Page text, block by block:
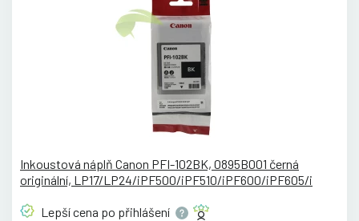
Inkoustová náplň Canon PFI-102BK, 0895B001 černá
originální, LP17/LP24/iPF500/iPF510/iPF600/iPF605/i
Lepší cena po přihlášení